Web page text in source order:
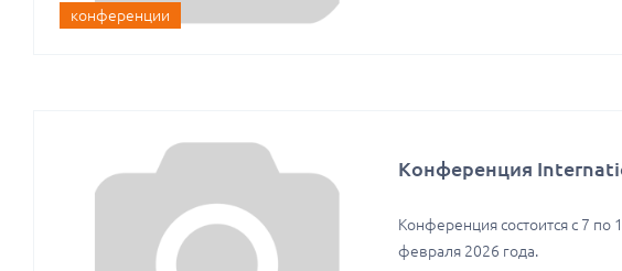
конференции
Конференция
Конференция состоится с 7 по
февраля 2026 года.